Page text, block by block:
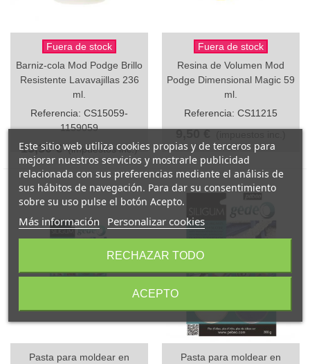
Fuera de stock
Barniz-cola Mod Podge Brillo
Resistente Lavavajillas 236
ml.
Referencia: CS15059-
1159059
15,30 € (impuestos inc.)
Fuera de stock
Resina de Volumen Mod
Podge Dimensional Magic 59
ml.
Referencia: CS11215
Pasta para moldear en
Pasta para moldear en
Este sitio web utiliza cookies propias y de terceros para
mejorar nuestros servicios y mostrarle publicidad
relacionada con sus preferencias mediante el análisis de
sus hábitos de navegación. Para dar su consentimiento
sobre su uso pulse el botón Acepto.
Más información Personalizar cookies
RECHAZAR TODO
ACEPTO